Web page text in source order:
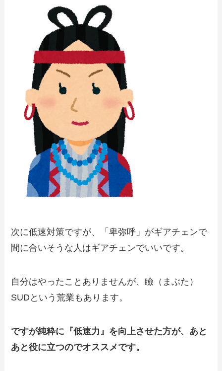
次に低速対策ですが、「卑弥呼」がギアチェンで
間に合いそうな人はギアチェンでいいです。
自分はやったことありませんが、瞼（まぶた）
SUDという荒業もあります。
ですが純粋に『低速力』を向上させた方が、あと
あと役に立つのでオススメです。